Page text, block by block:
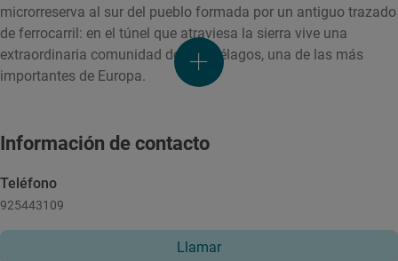
microrreserva al sur del pueblo formada por un antiguo trazado
de ferrocarril: en el túnel que atraviesa la sierra vive una
extraordinaria comunidad de murciélagos, una de las más
importantes de Europa.
Información de contacto
Teléfono
925443109
Llamar